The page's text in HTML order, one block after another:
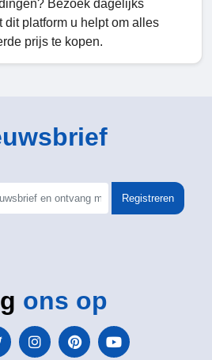
Bezoek dagelijks
dit platform u helpt om alles
prijs te kopen.
Registreren
ons op